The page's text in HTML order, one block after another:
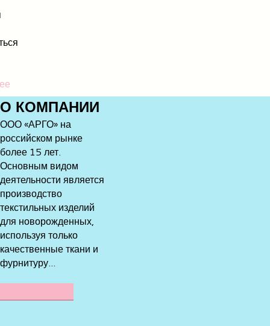
О КОМПАНИИ
ООО «АРГО» на
российском рынке
более 15 лет.
Основным видом
деятельности является
производство
текстильных изделий
для новорожденных,
используя только
качественные ткани и
фурнитуру...